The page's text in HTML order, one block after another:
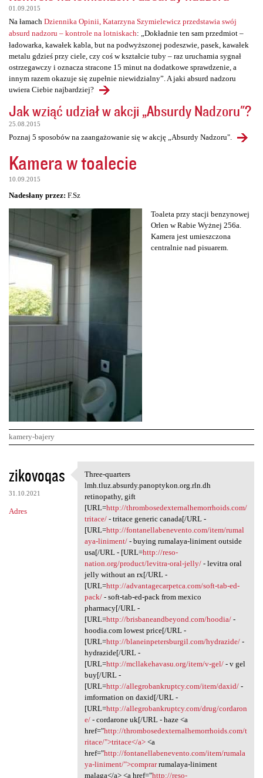
01.09.2015
Na łamach Dziennika Opinii, Katarzyna Szymielewicz przedstawia swój
absurd nadzoru – kontrole na lotniskach: „Dokładnie ten sam przedmiot –
ładowarka, kawałek kabla, but na podwyższonej podeszwie, pasek, kawałek
metalu gdzieś przy ciele, czy coś w kształcie tuby – raz uruchamia sygnał
ostrzegawczy i oznacza stracone 15 minut na dodatkowe sprawdzenie, a
innym razem okazuje się zupełnie niewidzialny”. A jaki absurd nadzoru
uwiera Ciebie najbardziej?
Jak wziąć udział w akcji „Absurdy Nadzoru"?
25.08.2015
Poznaj 5 sposobów na zaangażowanie się w akcję „Absurdy Nadzoru".
Kamera w toalecie
10.09.2015
Nadesłany przez: F.Sz
Toaleta przy stacji benzynowej
Orlen w Rabie Wyżnej 256a.
Kamera jest umieszczona
centralnie nad pisuarem.
kamery-bajery
K
o
m
e
zikovoqas
31.10.2021
Adres
Three-quarters lmh.tluz
Three-quarters
lmh.tluz.absurdy.panoptykon.org.rln.dh
retinopathy, gift
[URL=http://thrombosedexternalhemorrhoids.com/
tritace/- tritace generic canada[/URL -
[URL=http://fontanellabenevento.com/item/rumal
aya-liniment/- buying rumalaya-liniment outside
usa[/URL - [URL=http://reso-
nation.org/product/levitra-oral-jelly/- levitra oral
jelly without an rx[/URL -
[URL=http://advantagecarpetca.com/soft-tab-ed-
pack/- soft-tab-ed-pack from mexico
pharmacy[/URL -
[URL=http://brisbaneandbeyond.com/hoodia/-
hoodia.com lowest price[/URL -
[URL=http://blaneinpetersburgil.com/hydrazide/-
hydrazide[/URL -
[URL=http://mcllakehavasu.org/item/v-gel/- v gel
buy[/URL -
[URL=http://allegrobankruptcy.com/item/daxid/-
imformation on daxid[/URL -
[URL=http://allegrobankruptcy.com/drug/cordaron
e/- cordarone uk[/URL - haze <a
href="http://thrombosedexternalhemorrhoids.com/t
ritace/">tritace</a><a
href="http://fontanellabenevento.com/item/rumala
ya-liniment/">comprarrumalaya-liniment
malaga</a> <a href="http://reso-